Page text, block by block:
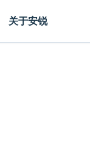
关于安锐